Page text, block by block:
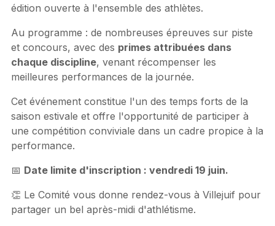
édition ouverte à l'ensemble des athlètes.
Au programme : de nombreuses épreuves sur piste
et concours, avec des primes attribuées dans
chaque discipline, venant récompenser les
meilleures performances de la journée.
Cet événement constitue l'un des temps forts de la
saison estivale et offre l'opportunité de participer à
une compétition conviviale dans un cadre propice à la
performance.
📅 Date limite d'inscription : vendredi 19 juin.
👏 Le Comité vous donne rendez-vous à Villejuif pour
partager un bel après-midi d'athlétisme.